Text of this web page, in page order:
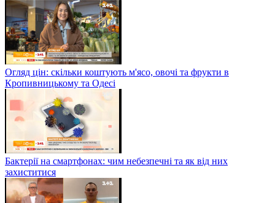
Огляд цін: скільки коштують м'ясо, овочі та фрукти в
Кропивницькому та Одесі
Бактерії на смартфонах: чим небезпечні та як від них
захиститися